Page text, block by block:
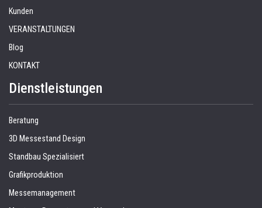
Kunden
VERANSTALTUNGEN
Blog
KONTAKT
Dienstleistungen
Beratung
3D Messestand Design
Standbau Spezialisiert
Grafikproduktion
Messemanagement